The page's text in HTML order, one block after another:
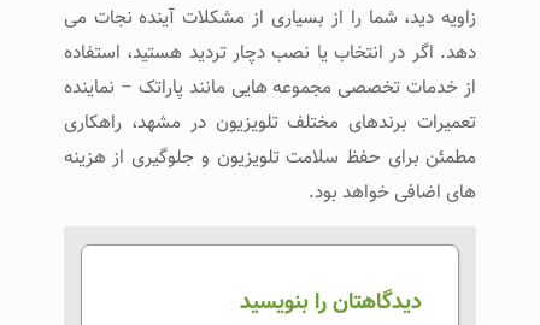
زاویه دید، شما را از بسیاری از مشکلات آینده نجات می
‌دهد. اگر در انتخاب یا نصب دچار تردید هستید، استفاده
از خدمات تخصصی مجموعه ‌هایی مانند پاراتک – نماینده
تعمیرات برندهای مختلف تلویزیون در مشهد، راهکاری
مطمئن برای حفظ سلامت تلویزیون و جلوگیری از هزینه
‌های اضافی خواهد بود.
دیدگاهتان را بنویسید